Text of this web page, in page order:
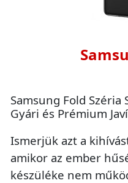
Samsung Fold Széria
Gyári és Prémium
Ismerjük azt a
amikor az ember
készüléke nem